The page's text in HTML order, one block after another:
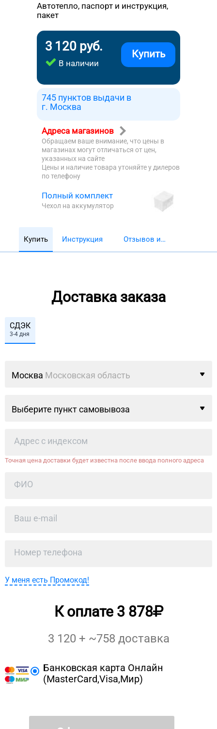
Автотепло, паспорт и инструкция,
пакет
3 120 руб.
В наличии
Купить
745 пунктов выдачи в
г. Москва
Адреса магазинов
Обращаем ваше внимание, что цены в
магазинах могут отличаться от цен,
указанных на сайте
Цены и наличие товара утоняйте у дилеров
по телефону
Полный комплект
Чехол на аккумулятор
Купить Инструкция
Отзывов и
Доставка заказа
СДЭК
3-4 дня
Москва Московская область
Выберите пункт самовывоза
Точная цена доставки будет известна после ввода полного адреса
У меня есть Промокод!
К оплате 3 878
3 120 + ~758 доставка
Банковская карта Онлайн
(MasterCard,Visa,Мир)